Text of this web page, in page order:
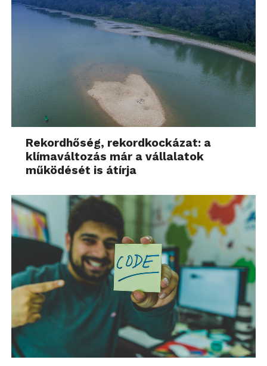
Rekordhőség, rekordkockázat: a
klímaváltozás már a vállalatok
működését is átírja